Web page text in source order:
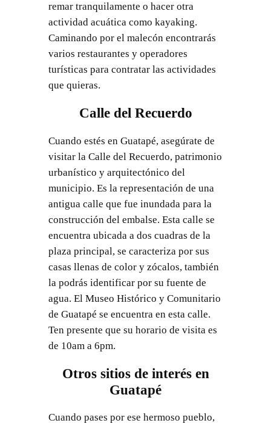
remar tranquilamente o hacer otra
actividad acuática como kayaking.
Caminando por el malecón encontrarás
varios restaurantes y operadores
turísticas para contratar las actividades
que quieras.
Calle del Recuerdo
Cuando estés en Guatapé, asegúrate de
visitar la Calle del Recuerdo, patrimonio
urbanístico y arquitectónico del
municipio. Es la representación de una
antigua calle que fue inundada para la
construcción del embalse. Esta calle se
encuentra ubicada a dos cuadras de la
plaza principal, se caracteriza por sus
casas llenas de color y zócalos, también
la podrás identificar por su fuente de
agua. El Museo Histórico y Comunitario
de Guatapé se encuentra en esta calle.
Ten presente que su horario de visita es
de 10am a 6pm.
Otros sitios de interés en
Guatapé
Cuando pases por ese hermoso pueblo,